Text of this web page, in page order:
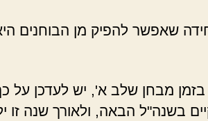
שאפשר להפיק מן הבוחנים
מבחן שלב א', יש לעדכן
בשנה"ל הבאה, ולאורך שנה זו